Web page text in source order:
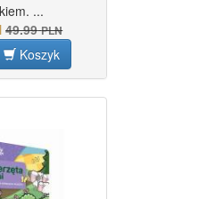
...
49.99 PLN
Koszyk